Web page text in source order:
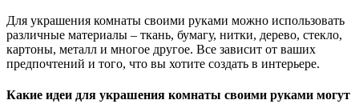
Для украшения комнаты своими руками можно использовать
различные материалы – ткань, бумагу, нитки, дерево, стекло,
картоны, металл и многое другое. Все зависит от ваших
предпочтений и того, что вы хотите создать в интерьере.
Какие идеи для украшения комнаты своими руками могут